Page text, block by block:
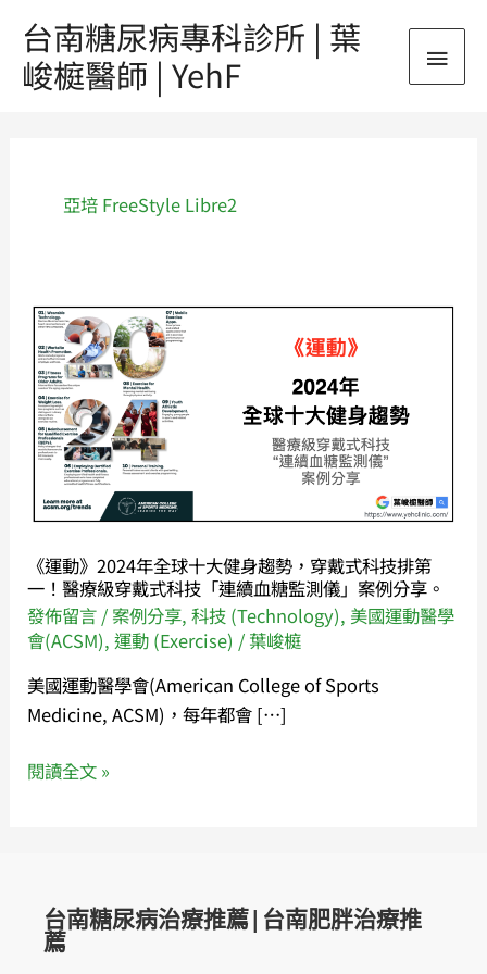
台南糖尿病專科診所 | 葉
峻榳醫師 | YehF
主
要
亞培 FreeStyle Libre2
《運動》2024年全球十大健身趨勢，穿戴式科技排第
一！醫療級穿戴式科技「連續血糖監測儀」案例分享。
發佈留言 /案例分享,科技 (Technology), 美國運動醫學
會(ACSM),運動 (Exercise) / 葉峻榳
美國運動醫學會(American College of Sports
Medicine, ACSM)，每年都會 […]
《運
動》
2024
年
全
球
大
身
趨
勢，
戴
式
技
級
閱讀全文 »
台南糖尿病治療推薦|台南肥胖治療推
薦